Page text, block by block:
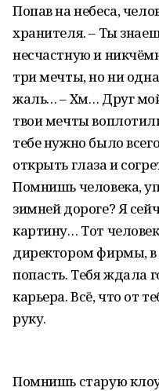
Попав на небеса,
хранителя. – Ты
несчастную и
три мечты, но ни
жаль… – Хм… Друг
твои мечты
тебе нужно было
открыть глаза и
Помнишь человека,
зимней дороге? Я
картину… Тот
директором фирмы, в
попасть. Тебя ждала
карьера. Всё, что от
руку.
Помнишь старую